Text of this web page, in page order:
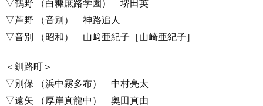
▽鶴野 （白糠庶路学園） 堺田英
▽芦野 （音別） 神路追人
▽音別 （昭和） 山﨑亜紀子［山崎亜紀子］
＜釧路町＞
▽別保 （浜中霧多布） 中村亮太
▽遠矢 （厚岸真龍中） 奥田真由